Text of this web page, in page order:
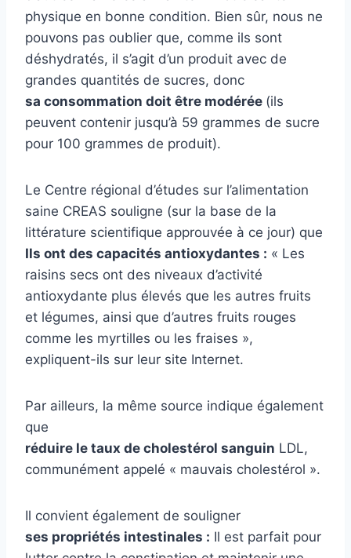
physique en bonne condition. Bien sûr, nous ne
pouvons pas oublier que, comme ils sont
déshydratés, il s’agit d’un produit avec de
grandes quantités de sucres, donc
sa consommation doit être modérée (ils
peuvent contenir jusqu’à 59 grammes de sucre
pour 100 grammes de produit).
Le Centre régional d’études sur l’alimentation
saine CREAS souligne (sur la base de la
littérature scientifique approuvée à ce jour) que
Ils ont des capacités antioxydantes : « Les
raisins secs ont des niveaux d’activité
antioxydante plus élevés que les autres fruits
et légumes, ainsi que d’autres fruits rouges
comme les myrtilles ou les fraises »,
expliquent-ils sur leur site Internet.
Par ailleurs, la même source indique également
que
réduire le taux de cholestérol sanguin LDL,
communément appelé « mauvais cholestérol ».
Il convient également de souligner
ses propriétés intestinales : Il est parfait pour